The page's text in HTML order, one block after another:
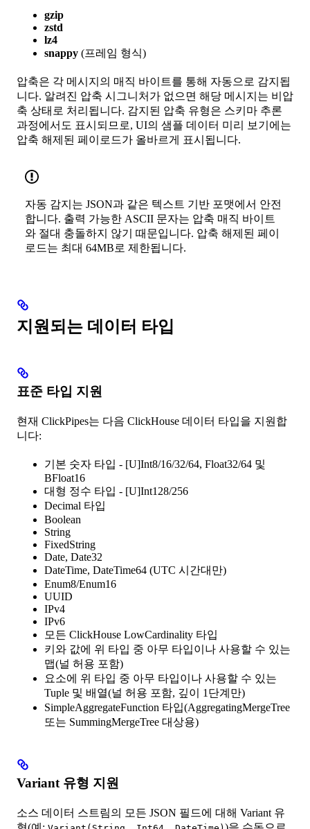
gzip
zstd
lz4
snappy (프레임 형식)
압축은 각 메시지의 매직 바이트를 통해 자동으로 감지됩
니다. 알려진 압축 시그니처가 없으면 해당 메시지는 비압
축 상태로 처리됩니다. 감지된 압축 유형은 스키마 추론
과정에서도 표시되므로, UI의 샘플 데이터 미리 보기에는
압축 해제된 페이로드가 올바르게 표시됩니다.
자동 감지는 JSON과 같은 텍스트 기반 포맷에서 안전
합니다. 출력 가능한 ASCII 문자는 압축 매직 바이트
와 절대 충돌하지 않기 때문입니다. 압축 해제된 페이
로드는 최대 64MB로 제한됩니다.
지원되는 데이터 타입
표준 타입 지원
현재 ClickPipes는 다음 ClickHouse 데이터 타입을 지원합
니다:
기본 숫자 타입 - [U]Int8/16/32/64, Float32/64 및
BFloat16
대형 정수 타입 - [U]Int128/256
Decimal 타입
Boolean
String
FixedString
Date, Date32
DateTime, DateTime64 (UTC 시간대만)
Enum8/Enum16
UUID
IPv4
IPv6
모든 ClickHouse LowCardinality 타입
키와 값에 위 타입 중 아무 타입이나 사용할 수 있는
맵(널 허용 포함)
요소에 위 타입 중 아무 타입이나 사용할 수 있는
Tuple 및 배열(널 허용 포함, 깊이 1단계만)
SimpleAggregateFunction 타입(AggregatingMergeTree
또는 SummingMergeTree 대상용)
Variant 유형 지원
소스 데이터 스트림의 모든 JSON 필드에 대해 Variant 유